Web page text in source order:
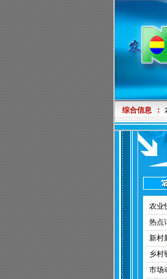
综合信息 ：
农业
热点
新村
乡村
市场